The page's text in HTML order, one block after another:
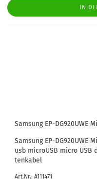
IN
Sam­sung EP-​DG920UWE
Sam­sung EP-​DG920UWE
usb mi­croUSB micro
ten­ka­bel
Art.Nr.: A111471